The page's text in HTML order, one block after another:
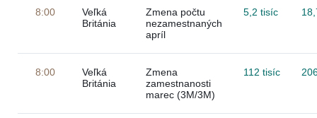
8:00
Veľká
Británia
Zmena počtu
nezamestnaných
apríl
5,2 tisíc
8:00
Veľká
Británia
Zmena
zamestnanosti
marec (3M/3M)
112 tisíc